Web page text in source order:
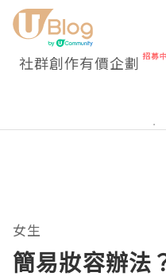
社群創作有價企劃
女生
簡易妝容辦法